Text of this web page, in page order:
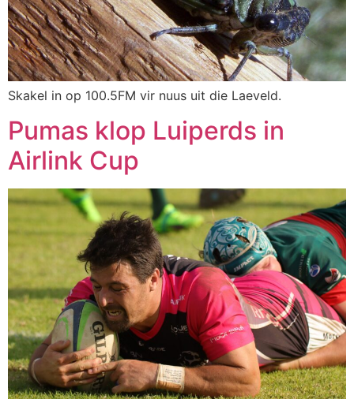
Skakel in op 100.5FM vir nuus uit die Laeveld.
Pumas klop Luiperds in
Airlink Cup